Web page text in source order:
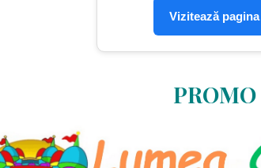
Vizitează pagina
PROMO